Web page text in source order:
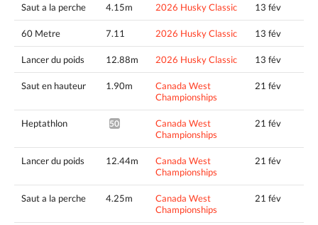
Saut a la perche 4.15m 2026 Husky Classic 13 fév
60 Metre 7.11 2026 Husky Classic 13 fév
Lancer du poids 12.88m 2026 Husky Classic 13 fév
Saut en hauteur 1.90m
Canada West
Championships
21 fév
Heptathlon 5034pts^
Canada West
Championships
21 fév
Lancer du poids 12.44m
Canada West
Championships
21 fév
Saut a la perche 4.25m
Canada West
Championships
21 fév